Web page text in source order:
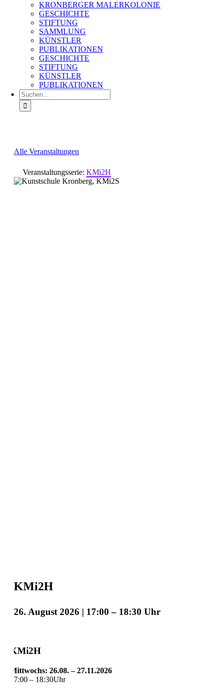
KRONBERGER MALERKOLONIE
GESCHICHTE
STIFTUNG
SAMMLUNG
KÜNSTLER
PUBLIKATIONEN
GESCHICHTE
STIFTUNG
KÜNSTLER
PUBLIKATIONEN
Suche
nach:
Alle Veranstaltungen
Veranstaltungsserie: KMi2H
KMi2H
26. August 2026 | 17:00 – 18:30
KMi2H
Mittwochs: 26.08. – 27.11.2026
17:00 – 18:30Uhr